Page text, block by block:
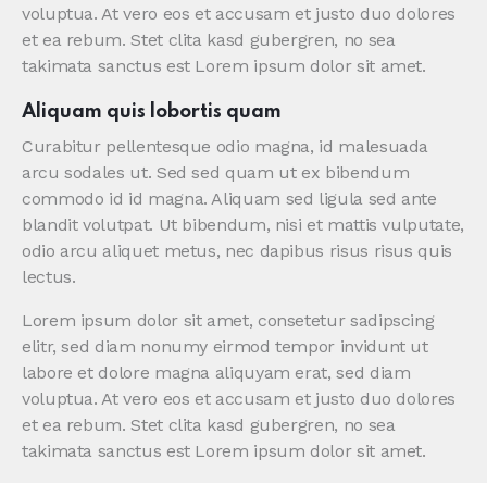
voluptua. At vero eos et accusam et justo duo dolores
et ea rebum. Stet clita kasd gubergren, no sea
takimata sanctus est Lorem ipsum dolor sit amet.
Aliquam quis lobortis quam
Curabitur pellentesque odio magna, id malesuada
arcu sodales ut. Sed sed quam ut ex bibendum
commodo id id magna. Aliquam sed ligula sed ante
blandit volutpat. Ut bibendum, nisi et mattis vulputate,
odio arcu aliquet metus, nec dapibus risus risus quis
lectus.
Lorem ipsum dolor sit amet, consetetur sadipscing
elitr, sed diam nonumy eirmod tempor invidunt ut
labore et dolore magna aliquyam erat, sed diam
voluptua. At vero eos et accusam et justo duo dolores
et ea rebum. Stet clita kasd gubergren, no sea
takimata sanctus est Lorem ipsum dolor sit amet.